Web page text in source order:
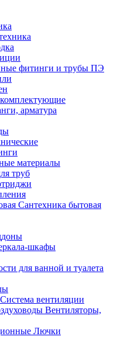
фитинги и трубы ПЭ
арматура
материалы
труб
Сантехника бытовая
шкафы
для ванной и туалета
Система вентиляции
Вентиляторы,
Лючки